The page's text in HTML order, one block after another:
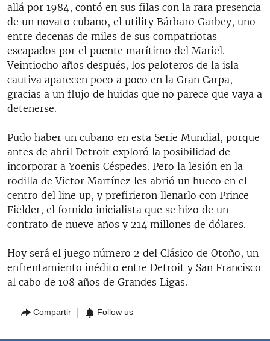
allá por 1984, contó en sus filas con la rara presencia
de un novato cubano, el utility Bárbaro Garbey, uno
entre decenas de miles de sus compatriotas
escapados por el puente marítimo del Mariel.
Veintiocho años después, los peloteros de la isla
cautiva aparecen poco a poco en la Gran Carpa,
gracias a un flujo de huidas que no parece que vaya a
detenerse.
Pudo haber un cubano en esta Serie Mundial, porque
antes de abril Detroit exploró la posibilidad de
incorporar a Yoenis Céspedes. Pero la lesión en la
rodilla de Victor Martínez les abrió un hueco en el
centro del line up, y prefirieron llenarlo con Prince
Fielder, el fornido inicialista que se hizo de un
contrato de nueve años y 214 millones de dólares.
Hoy será el juego número 2 del Clásico de Otoño, un
enfrentamiento inédito entre Detroit y San Francisco
al cabo de 108 años de Grandes Ligas.
Compartir Follow us